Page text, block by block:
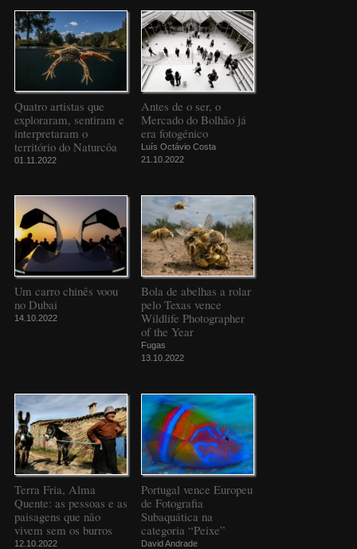
Quatro artistas que
exploraram, sentiram e
interpretaram o
território do Naturcôa
01.11.2022
Antes de o ser, o
Mercado do Bolhão já
era fotogénico
Luís Octávio Costa
21.10.2022
Um carro chinês voou
no Dubai
14.10.2022
Bola de abelhas a rolar
pelo Texas vence
Wildlife Photographer
of the Year
Fugas
13.10.2022
Terra Fria, Alma
Quente: as pessoas e as
paisagens que não
vivem sem os burros
12.10.2022
Portugal vence Europeu
de Fotografia
Subaquática na
categoria “Peixe”
David Andrade